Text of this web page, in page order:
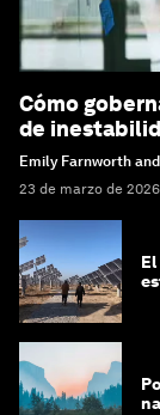
Cómo
de
Emily Farnworth
23 de marzo de 2026